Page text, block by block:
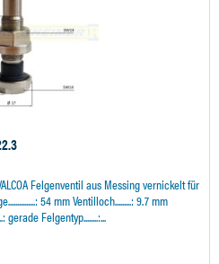
Felgenventil aus Messing vernickelt für
54 mm Ventilloch.........: 9.7 mm
gerade Felgentyp........:...